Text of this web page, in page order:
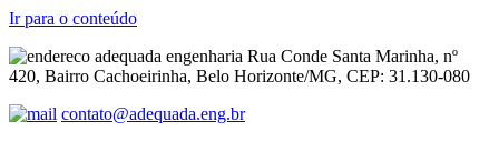
Ir para o conteúdo
Rua Conde Santa Marinha, nº
420, Bairro Cachoeirinha, Belo Horizonte/MG, CEP: 31.130-080
contato@adequada.eng.br